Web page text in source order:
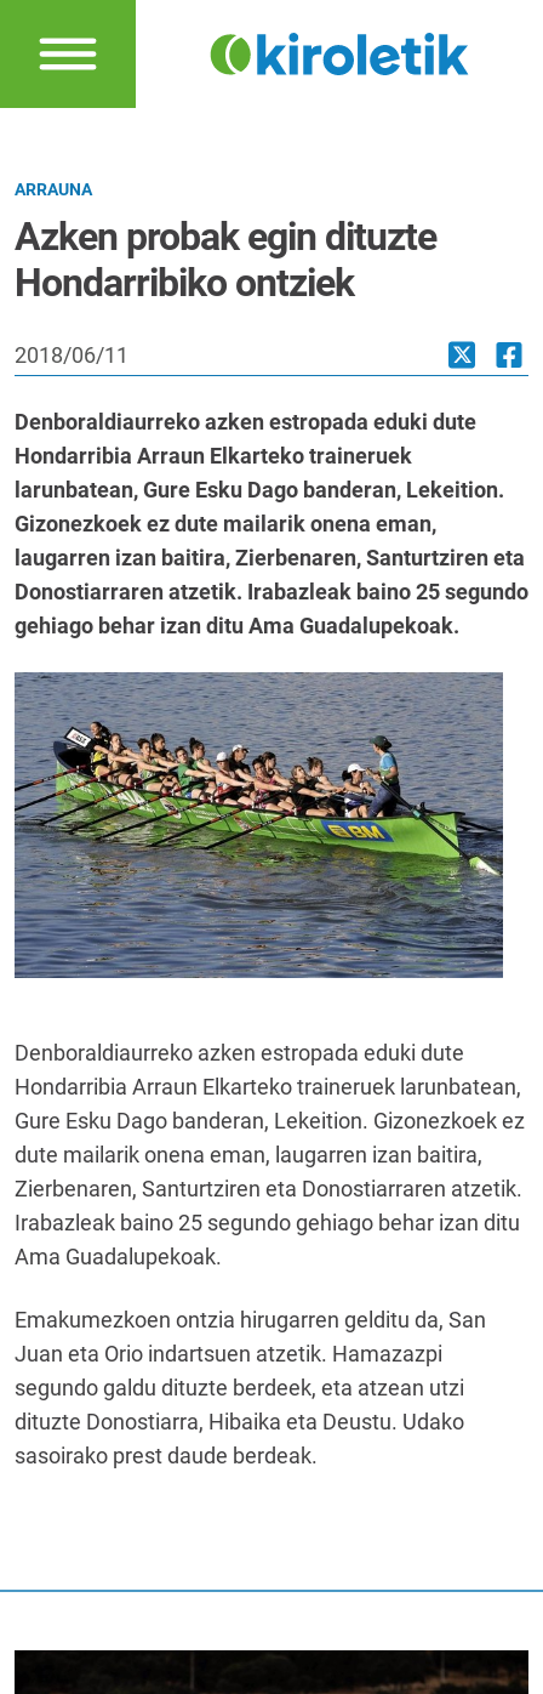
ARRAUNA
Azken probak egin dituzte
Hondarribiko ontziek
2018/06/11
Denboraldiaurreko azken estropada eduki dute
Hondarribia Arraun Elkarteko traineruek
larunbatean, Gure Esku Dago banderan, Lekeition.
Gizonezkoek ez dute mailarik onena eman,
laugarren izan baitira, Zierbenaren, Santurtziren eta
Donostiarraren atzetik. Irabazleak baino 25 segundo
gehiago behar izan ditu Ama Guadalupekoak.
Denboraldiaurreko azken estropada eduki dute
Hondarribia Arraun Elkarteko traineruek larunbatean,
Gure Esku Dago banderan, Lekeition. Gizonezkoek ez
dute mailarik onena eman, laugarren izan baitira,
Zierbenaren, Santurtziren eta Donostiarraren atzetik.
Irabazleak baino 25 segundo gehiago behar izan ditu
Ama Guadalupekoak.
Emakumezkoen ontzia hirugarren gelditu da, San
Juan eta Orio indartsuen atzetik. Hamazazpi
segundo galdu dituzte berdeek, eta atzean utzi
dituzte Donostiarra, Hibaika eta Deustu. Udako
sasoirako prest daude berdeak.